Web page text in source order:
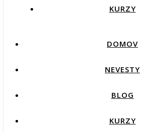
KURZY
DOMOV
NEVESTY
BLOG
KURZY